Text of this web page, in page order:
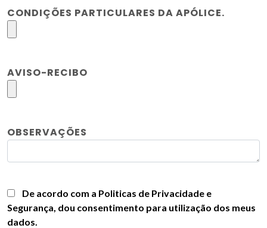
CONDIÇÕES PARTICULARES DA APÓLICE.
AVISO-RECIBO
OBSERVAÇÕES
De acordo com a Politicas de Privacidade e
Segurança, dou consentimento para utilização dos meus
dados.